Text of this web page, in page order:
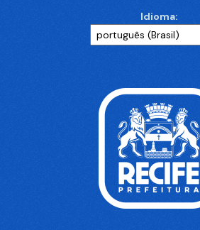
Idioma